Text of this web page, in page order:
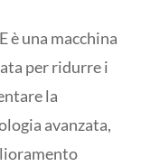
è una macchina
per ridurre i
la
avanzata,